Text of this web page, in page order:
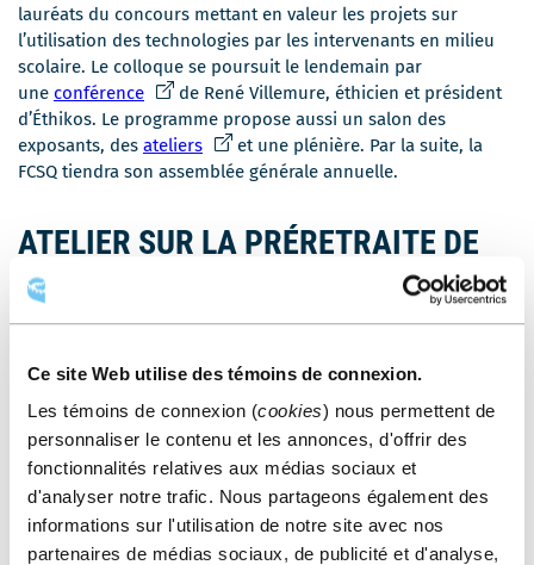
Ce site Web utilise des témoins de connexion.
Les témoins de connexion (cookies) nous permettent de
personnaliser le contenu et les annonces, d'offrir des
fonctionnalités relatives aux médias sociaux et
d'analyser notre trafic. Nous partageons également des
informations sur l'utilisation de notre site avec nos
partenaires de médias sociaux, de publicité et d'analyse,
dans
une
nouvelle
fenêtre
lauréats du concours mettant en valeur les projets sur
l’utilisation des technologies par les intervenants en milieu
scolaire. Le colloque se poursuit le lendemain par
une conférenceCe
lien
s'ouvrira
dans
fenêtre
de René Villemure, éthicien et président
d’Éthikos. Le programme propose aussi un salon des
exposants, des ateliersCe
lien
une
et une plénière. Par la suite, la
FCSQ tiendra son assemblée générale annuelle.
ATELIER SUR LA PRÉRETRAITE DE
POSTES CANADA
de Québec, dessessions d’informationCe
lien
s'ouvrira
dans
une
nouvelle
fenêtre
sur le Régime de
retraite de Postes Canada. Il offrira aussi des consultations
individuelles aux participants. La participation est sur
invitation seulement.
95ECONGRÈS ANNUEL DE LA